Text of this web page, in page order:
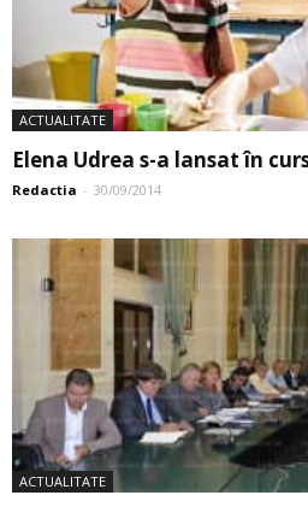
ACTUALITATE
Elena Udrea s-a lansat în
Redactia - 30/09/2014
ACTUALITATE